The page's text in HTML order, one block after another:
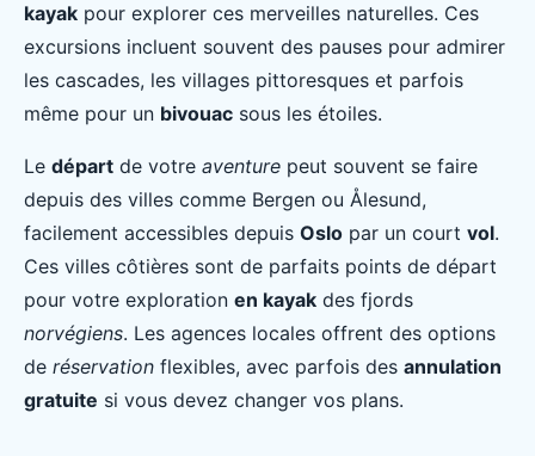
kayak pour explorer ces merveilles naturelles. Ces
excursions incluent souvent des pauses pour admirer
les cascades, les villages pittoresques et parfois
même pour un bivouac sous les étoiles.
Le départ de votre aventure peut souvent se faire
depuis des villes comme Bergen ou Ålesund,
facilement accessibles depuis Oslo par un court vol.
Ces villes côtières sont de parfaits points de départ
pour votre exploration en kayak des fjords
norvégiens. Les agences locales offrent des options
de réservation flexibles, avec parfois des annulation
gratuite si vous devez changer vos plans.